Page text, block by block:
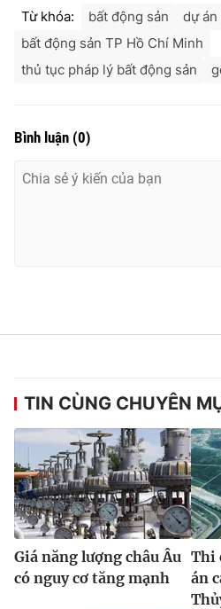
Từ khóa: bất động sản
dự án
bất động sản TP Hồ Chí Minh
thủ tục pháp lý bất động sản
Bình luận (0)
TIN CÙNG CHUYÊN
Giá năng lượng châu Âu
có nguy cơ tăng mạnh
Thi
án